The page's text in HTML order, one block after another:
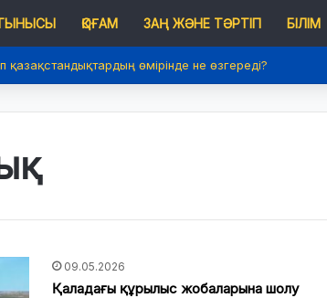
ҚОҒАМ ЗАҢ ЖӘНЕ ТӘРТІП БІЛІМ
өмірінде не өзгереді?
09.05.2026
Қаладағы құрылыс жобаларына шолу